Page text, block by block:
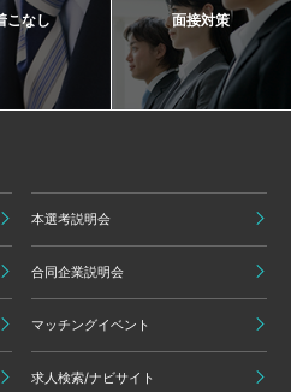
こなし 面接対策
本選考説明会
合同企業説明会
マッチングイベント
求人検索/ナビサイト